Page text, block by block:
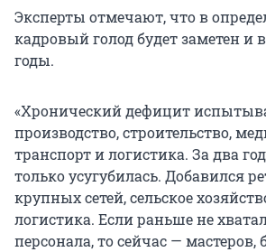
Эксперты отмечают, что в
кадровый голод будет заметен
годы.
«Хронический дефицит
производство, строительство,
транспорт и логистика. За два
только усугубилась. Добавился
крупных сетей, сельское
логистика. Если раньше не
персонала, то сейчас — мастеров,